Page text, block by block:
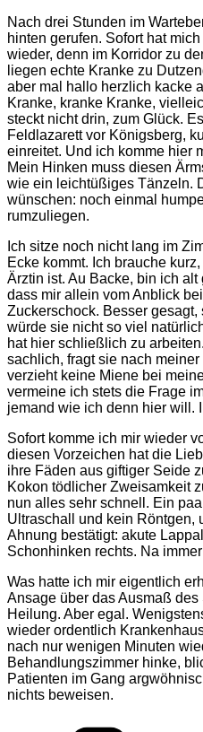
Nach drei Stunden im
hinten gerufen. Sofort hat
wieder, denn im Korridor zu
liegen echte Kranke zu
aber mal hallo herzlich kacke
Kranke, kranke Kranke,
steckt nicht drin, zum Glück.
Feldlazarett vor Königsberg,
einreitet. Und ich komme hier
Mein Hinken muss diesen
wie ein leichtüßiges Tänzeln.
wünschen: noch einmal
rumzuliegen.
Ich sitze noch nicht lang im
Ecke kommt. Ich brauche
Ärztin ist. Au Backe, bin ich
dass mir allein vom Anblick
Zuckerschock. Besser
würde sie nicht so viel
hat hier schließlich zu
sachlich, fragt sie nach
verzieht keine Miene bei
vermeine ich stets die Frage
jemand wie ich denn hier will.
Sofort komme ich mir wieder
diesen Vorzeichen hat die
ihre Fäden aus giftiger Seide
Kokon tödlicher Zweisamkeit
nun alles sehr schnell. Ein
Ultraschall und kein Röntgen,
Ahnung bestätigt: akute
Schonhinken rechts. Na
Was hatte ich mir eigentlich
Ansage über das Ausmaß
Heilung. Aber egal.
wieder ordentlich
nach nur wenigen Minuten
Behandlungszimmer hinke,
Patienten im Gang
nichts beweisen.